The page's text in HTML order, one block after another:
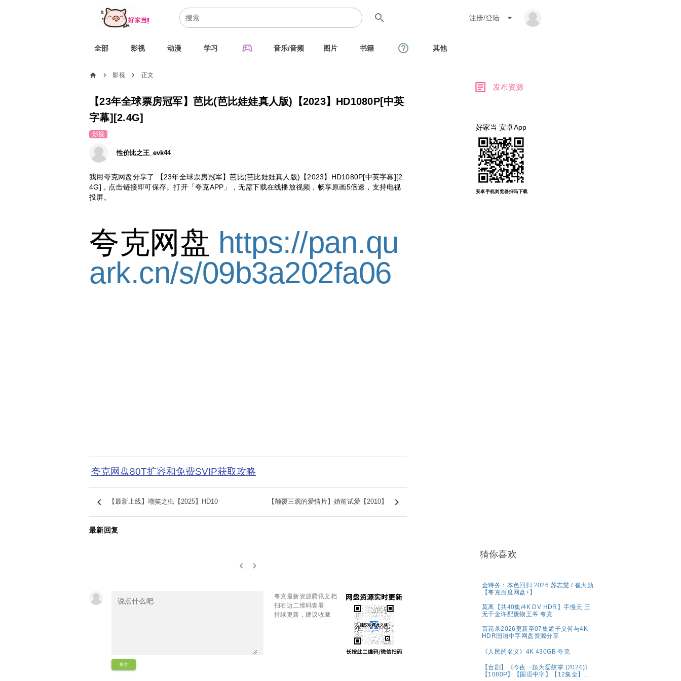
search 注册/登陆 arrow_drop_down
全部 影视 动漫 学习 sports_esports 音乐/音频 图片 书籍 help_outline 其他
home chevron_right 影视 chevron_right 正文
【23年全球票房冠军】芭比(芭比娃娃真人版)【2023】HD1080P[中英
字幕][2.4G]
影视
性价比之王_evk44
我用夸克网盘分享了 【23年全球票房冠军】芭比(芭比娃娃真人版)【2023】HD1080P[中英字幕][2.
4G]，点击链接即可保存。打开「夸克APP」，无需下载在线播放视频，畅享原画5倍速，支持电视
投屏。
夸克网盘 https://pan.qu
ark.cn/s/09b3a202fa06
夸克网盘80T扩容和免费SVIP获取攻略
keyboard_arrow_left 【最新上线】嘲笑之虫【2025】HD10 【颠覆三观的爱情片】婚前试爱【2010】 keyboard_arrow_right
最新回复
keyboard_arrow_left keyboard_arrow_right
提交
夸克最新资源腾讯文档
扫右边二维码查看
持续更新，建议收藏
article 发布资源
好家当 安卓App
安卓手机浏览器扫码下载
猜你喜欢
金特务：本色回归 2026 苏志燮 / 崔大勋
【夸克百度网盘+】
莫离‎【共40集/4K DV HDR】手慢无 三
无千金许配废物王爷 夸克
百花杀2026更新至07集孟子义何与4K
HDR国语中字网盘资源分享
《人民的名义》4K 430GB 夸克
【台剧】《今夜一起为爱鼓掌 (2024)》
【1080P】【国语中字】【12集全】